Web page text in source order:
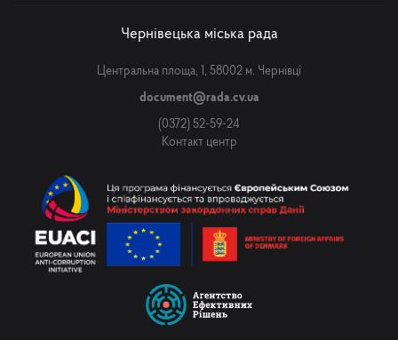
Чернівецька міська рада
Центральна площа, 1, 58002 м. Чернівці
document@rada.cv.ua
(0372) 52-59-24
Контакт центр